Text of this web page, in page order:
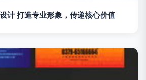
计 打造专业形象，传递核心价值